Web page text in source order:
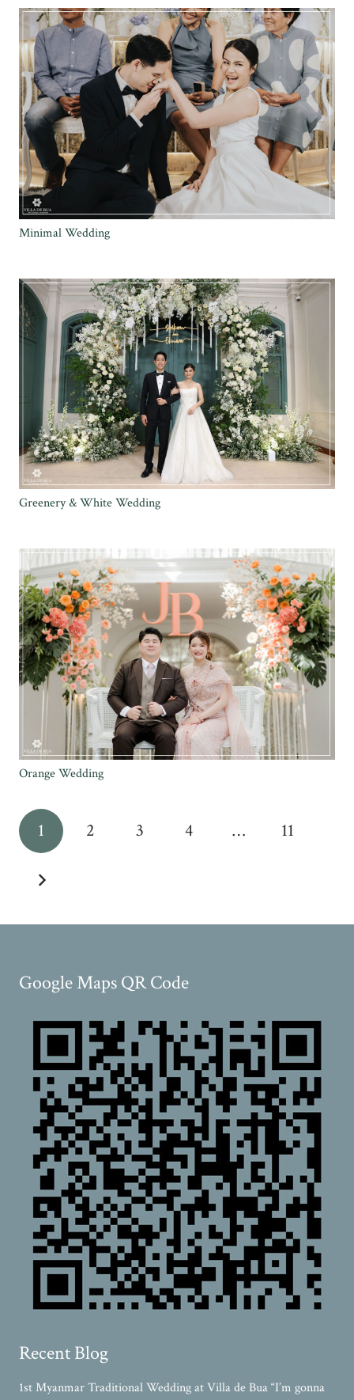
Minimal Wedding
Greenery & White Wedding
Orange Wedding
1 2 3 4 … 11
Google Maps QR Code
Recent Blog
1st Myanmar Traditional Wedding at Villa de Bua “I’m gonna